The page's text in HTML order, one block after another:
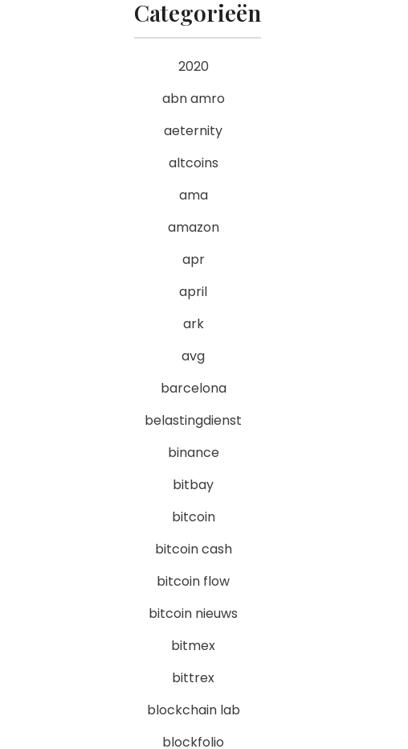
Categorieën
2020
abn amro
aeternity
altcoins
ama
amazon
apr
april
ark
avg
barcelona
belastingdienst
binance
bitbay
bitcoin
bitcoin cash
bitcoin flow
bitcoin nieuws
bitmex
bittrex
blockchain lab
blockfolio